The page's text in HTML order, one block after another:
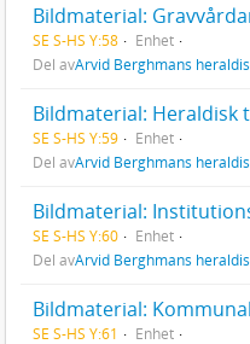
Bildmaterial:
SE S-HS Y:58
Enhet
Del avArvid Berghmans
Bildmaterial: Heraldisk
SE S-HS Y:59
Enhet
Del avArvid Berghmans
Bildmaterial:
SE S-HS Y:60
Enhet
Del avArvid Berghmans
Bildmaterial:
SE S-HS Y:61
Enhet